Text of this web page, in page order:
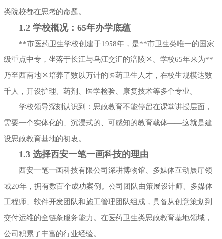
类院校都在思考的命题。
1.2 学校概况：65年办学底蕴
**市医药卫生学校创建于1958年，是**市卫生类唯一的国家
级重点中专，坐落于长江与乌江交汇的涪陵区。学校65年来为**
乃至西南地区培养了数以万计的医药卫生人才，在校生规模达数
千人，开设护理、药剂、医学检验、康复技术等多个专业。
学校领导深刻认识到：思政教育不能停留在课堂讲授层面，
需要一个实体化的、沉浸式的、可感知的教育载体——这就是建
设思政教育基地的初衷。
1.3 选择西安一笔一画科技的理由
西安一笔一画科技有限公司深耕博物馆、多媒体互动展厅领
域20年，拥有数百个成功案例。公司团队由策展设计师、多媒体
工程师、软件开发团队和施工管理团队组成，具备从创意策划到
交付运维的全链条服务能力。在医药卫生类思政教育基地领域，
公司积累了丰富的行业经验。